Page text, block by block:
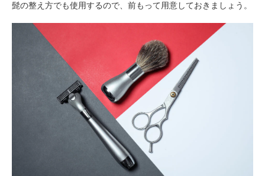
髭の整え方でも使用するので、前もって用意しておきましょう。